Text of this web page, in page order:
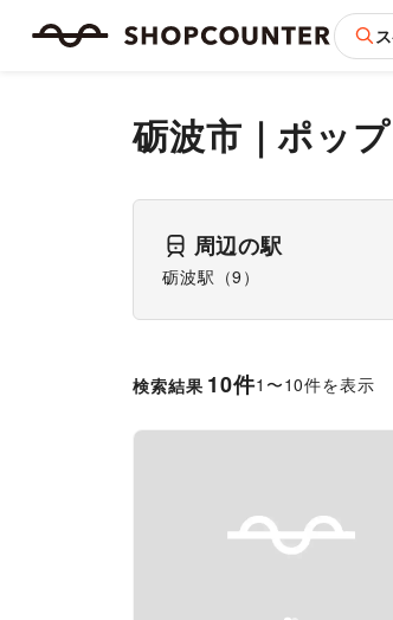
砺波市 ｜ポッ
周辺の駅
砺波駅 （9 ）
検索結果 10件1 〜10件を表示
Previous slide